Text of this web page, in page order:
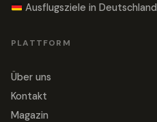
Ausflugsziele in Deutschland
PLATTFORM
Über uns
Kontakt
Magazin